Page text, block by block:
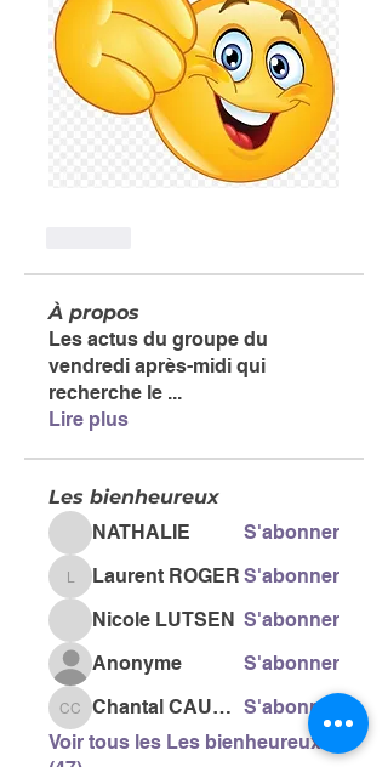
À propos
Les actus du groupe du
vendredi après-midi qui
recherche le ...
Lire plus
Les bienheureux
NATHALIE
S'abonner
Laurent ROGER
Laurent ROGER S'abonner
Nicole LUTSEN S'abonner
Anonyme
S'abonner
Chantal CAUSSE Chantal CAUSSE S'abonner
Voir tous les Les bienheureux